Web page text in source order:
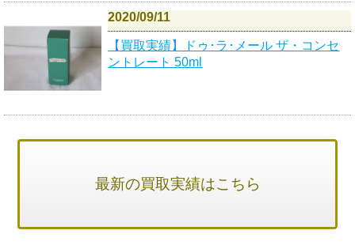
2020/09/11
【買取実績】ドゥ･ラ･メール ザ・コンセ
ントレート 50ml
最新の買取実績はこちら